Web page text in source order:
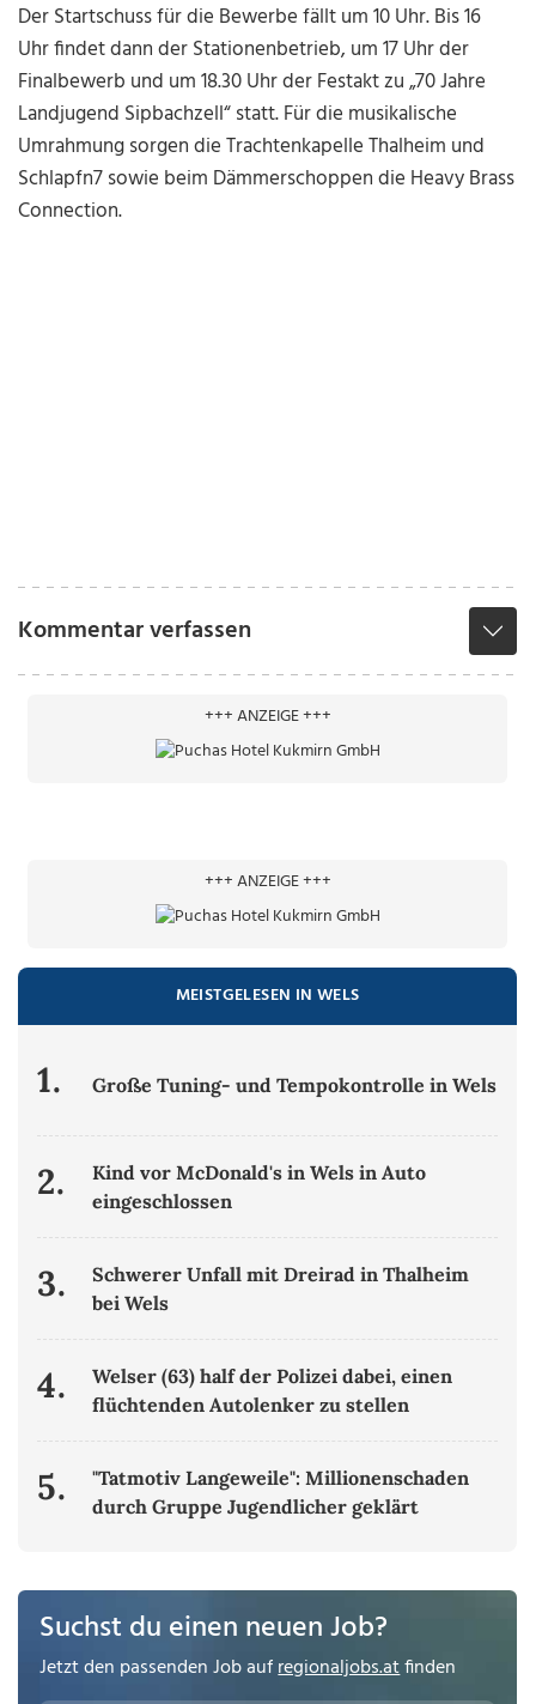
Der Startschuss für die Bewerbe fällt um 10 Uhr. Bis 16
Uhr findet dann der Stationenbetrieb, um 17 Uhr der
Finalbewerb und um 18.30 Uhr der Festakt zu „70 Jahre
Landjugend Sipbachzell“ statt. Für die musikalische
Umrahmung sorgen die Trachtenkapelle Thalheim und
Schlapfn7 sowie beim Dämmerschoppen die Heavy Brass
Connection.
Kommentar verfassen
+++ ANZEIGE +++
+++ ANZEIGE +++
MEISTGELESEN IN WELS
1. Große Tuning- und Tempokontrolle in Wels
2.
Kind vor McDonald's in Wels in Auto
eingeschlossen
3.
Schwerer Unfall mit Dreirad in Thalheim
bei Wels
4.
Welser (63) half der Polizei dabei, einen
flüchtenden Autolenker zu stellen
5.
"Tatmotiv Langeweile": Millionenschaden
durch Gruppe Jugendlicher geklärt
Suchst du einen neuen Job?
Jetzt den passenden Job aufregionaljobs.atfinden